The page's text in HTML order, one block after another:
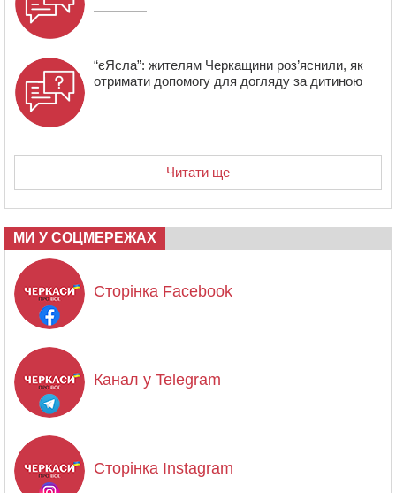
“єЯсла”: жителям Черкащини роз’яснили, як
отримати допомогу для догляду за дитиною
Читати ще
МИ У СОЦМЕРЕЖАХ
Сторінка Facebook
Канал у Telegram
Сторінка Instagram